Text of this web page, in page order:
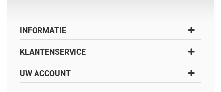
INFORMATIE
KLANTENSERVICE
UW ACCOUNT